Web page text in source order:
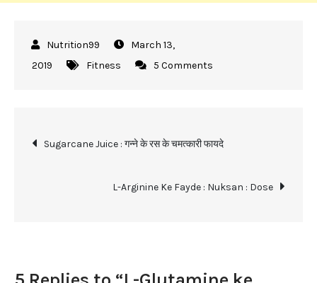
March 13,
2019
Fitness 5 Comments
Fayde
Nuksan
Post
navigation
Sugarcane Juice : गन्ने के रस के चमत्कारी फायदे
L-Arginine Ke Fayde : Nuksan : Dose